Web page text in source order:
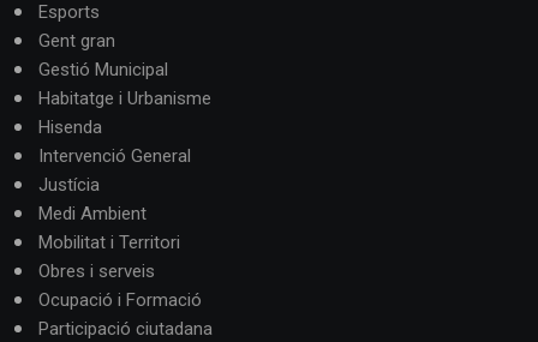
Esports
Gent gran
Gestió Municipal
Habitatge i Urbanisme
Hisenda
Intervenció General
Justícia
Medi Ambient
Mobilitat i Territori
Obres i serveis
Ocupació i Formació
Participació ciutadana